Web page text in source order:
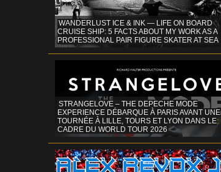
WANDERLUST ICE & INK — LIFE ON BOARD
CRUISE SHIP: 5 FACTS ABOUT MY WORK AS A
PROFESSIONAL PAIR FIGURE SKATER AT SEA
STRANGELOVE – THE DEPECHE MODE
EXPERIENCE DÉBARQUE À PARIS AVANT UNE
TOURNÉE À LILLE, TOURS ET LYON DANS LE
CADRE DU WORLD TOUR 2026